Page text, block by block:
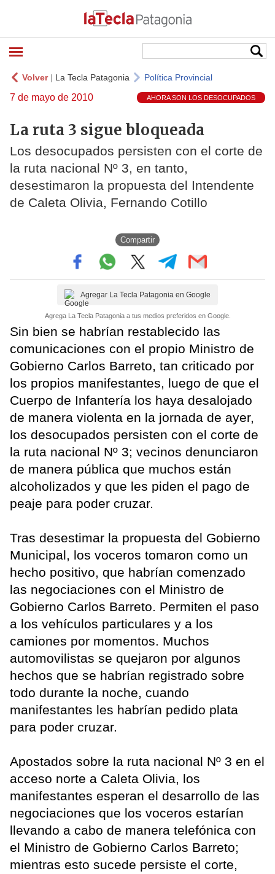
Volver| La Tecla Patagonia Política Provincial
7 de mayo de 2010 AHORA SON LOS DESOCUPADOS
La ruta 3 sigue bloqueada
Los desocupados persisten con el corte de
la ruta nacional Nº 3, en tanto,
desestimaron la propuesta del Intendente
de Caleta Olivia, Fernando Cotillo
Compartir
Agregar La Tecla Patagonia en Google
Agrega La Tecla Patagonia a tus medios preferidos en Google.
Sin bien se habrían restablecido las
comunicaciones con el propio Ministro de
Gobierno Carlos Barreto, tan criticado por
los propios manifestantes, luego de que el
Cuerpo de Infantería los haya desalojado
de manera violenta en la jornada de ayer,
los desocupados persisten con el corte de
la ruta nacional Nº 3; vecinos denunciaron
de manera pública que muchos están
alcoholizados y que les piden el pago de
peaje para poder cruzar.
Tras desestimar la propuesta del Gobierno
Municipal, los voceros tomaron como un
hecho positivo, que habrían comenzado
las negociaciones con el Ministro de
Gobierno Carlos Barreto. Permiten el paso
a los vehículos particulares y a los
camiones por momentos. Muchos
automovilistas se quejaron por algunos
hechos que se habrían registrado sobre
todo durante la noche, cuando
manifestantes les habrían pedido plata
para poder cruzar.
Apostados sobre la ruta nacional Nº 3 en el
acceso norte a Caleta Olivia, los
manifestantes esperan el desarrollo de las
negociaciones que los voceros estarían
llevando a cabo de manera telefónica con
el Ministro de Gobierno Carlos Barreto;
mientras esto sucede persiste el corte,